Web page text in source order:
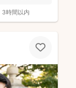
3時間以内